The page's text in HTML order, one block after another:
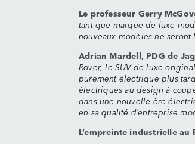
Le professeur Gerry
tant que marque de luxe
nouveaux modèles ne seront
Adrian Mardell, PDG de
Rover, le SUV de luxe
purement électrique plus
électriques au design à
dans une nouvelle ère
en sa qualité d’entreprise
L’empreinte industrielle au